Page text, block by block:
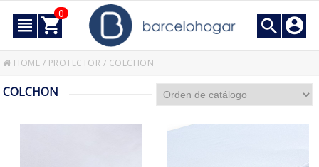
0
HOME / PROTECTOR / COLCHON
COLCHON